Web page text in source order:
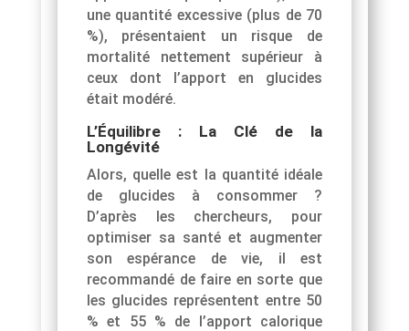
une quantité excessive (plus de 70
%), présentaient un risque de
mortalité nettement supérieur à
ceux dont l’apport en glucides
était modéré.
L’Équilibre : La Clé de la
Longévité
Alors, quelle est la quantité idéale
de glucides à consommer ?
D’après les chercheurs, pour
optimiser sa santé et augmenter
son espérance de vie, il est
recommandé de faire en sorte que
les glucides représentent entre 50
% et 55 % de l’apport calorique